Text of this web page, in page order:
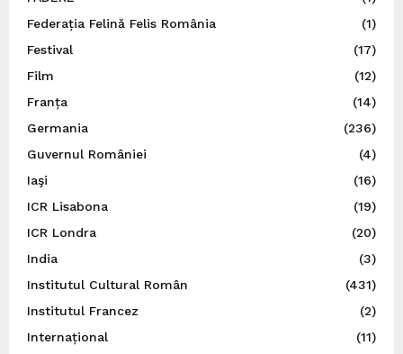
Federația Felină Felis România
(1)
Festival
(17)
Film
(12)
Franța
(14)
Germania
(236)
Guvernul României
(4)
Iaşi
(16)
ICR Lisabona
(19)
ICR Londra
(20)
India
(3)
Institutul Cultural Român
(431)
Institutul Francez
(2)
Internațional
(11)